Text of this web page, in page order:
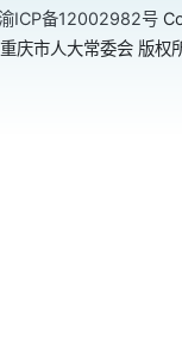
ICP备12002982号
庆市人大常委会 版